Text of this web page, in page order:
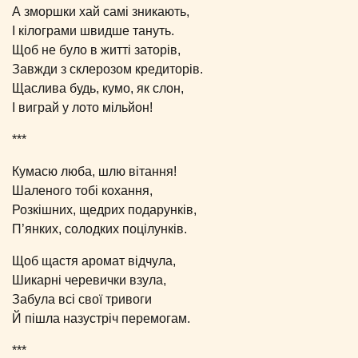
А зморшки хай самі зникають,
І кілограми швидше тануть.
Щоб не було в житті заторів,
Завжди з склерозом кредиторів.
Щаслива будь, кумо, як слон,
І виграй у лото мільйон!
***
Кумасю люба, шлю вітання!
Шаленого тобі кохання,
Розкішних, щедрих подарунків,
П’янких, солодких поцілунків.
Щоб щастя аромат відчула,
Шикарні черевички взула,
Забула всі свої тривоги
Й пішла назустріч перемогам.
***